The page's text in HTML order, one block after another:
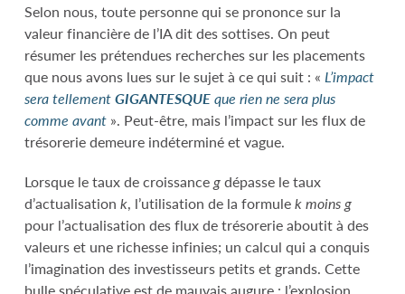
Selon nous, toute personne qui se prononce sur la
valeur financière de l’IA dit des sottises. On peut
résumer les prétendues recherches sur les placements
que nous avons lues sur le sujet à ce qui suit : « L’impact
sera tellementGIGANTESQUEque rien ne sera plus
comme avant». Peut-être, mais l’impact sur les flux de
trésorerie demeure indéterminé et vague.
Lorsque le taux de croissancegdépasse le taux
d’actualisation k, l’utilisation de la formulek moins g
pour l’actualisation des flux de trésorerie aboutit à des
valeurs et une richesse infinies; un calcul qui a conquis
l’imagination des investisseurs petits et grands. Cette